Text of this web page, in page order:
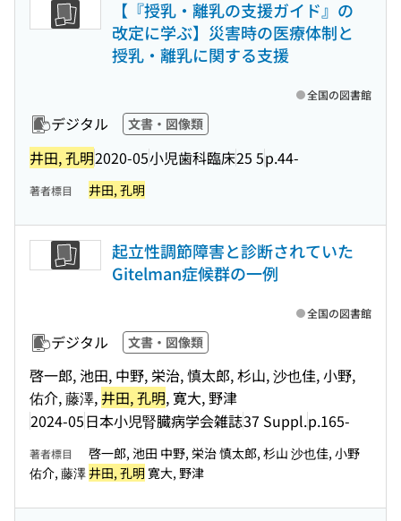
【『授乳・離乳の支援ガイド』の
改定に学ぶ】災害時の医療体制と
授乳・離乳に関する支援
デジタル 文書・図像類
井田, 孔明2020-05小児歯科臨床25 5p.44-
全国の図書館
著者標目 井田, 孔明
起立性調節障害と診断されていた
Gitelman症候群の一例
デジタル 文書・図像類
啓一郎, 池田, 中野, 栄治, 慎太郎, 杉山, 沙也佳, 小野,
佑介, 藤澤, 井田, 孔明, 寛大, 野津
2024-05日本小児腎臓病学会雑誌37 Suppl.p.165-
全国の図書館
著者標目
啓一郎, 池田 中野, 栄治 慎太郎, 杉山 沙也佳, 小野
佑介, 藤澤 井田, 孔明 寛大, 野津